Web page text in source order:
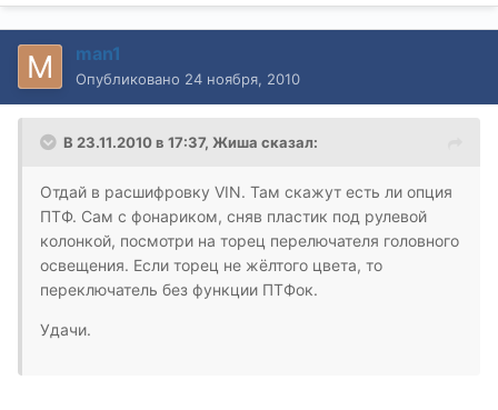
man1
Опубликовано 24 ноября, 2010
В 23.11.2010 в 17:37, Жиша сказал:
Отдай в расшифровку VIN. Там скажут есть ли опция
ПТФ. Сам с фонариком, сняв пластик под рулевой
колонкой, посмотри на торец перелючателя головного
освещения. Если торец не жёлтого цвета, то
переключатель без функции ПТФок.
Удачи.